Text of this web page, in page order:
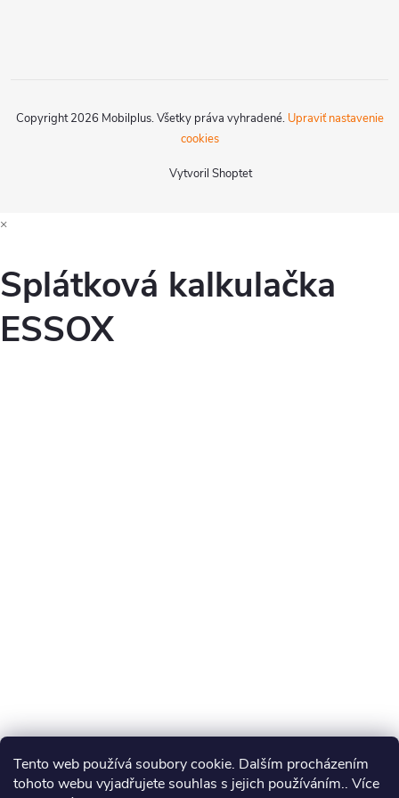
Tento web používá soubory cookie. Dalším procházením
tohoto webu vyjadřujete souhlas s jejich používáním.. Více
Vytvoril Shoptet
Copyright 2026 Mobilplus. Všetky práva vyhradené. Upraviť nastavenie
cookies
×
Splátková kalkulačka
ESSOX